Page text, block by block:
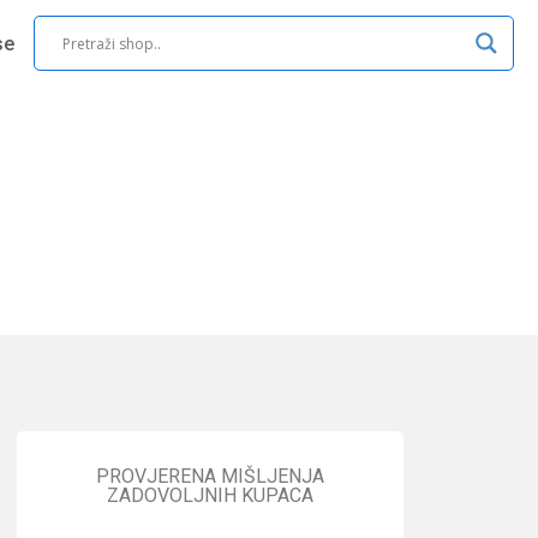
PROVJERENA MIŠLJENJA
ZADOVOLJNIH KUPACA